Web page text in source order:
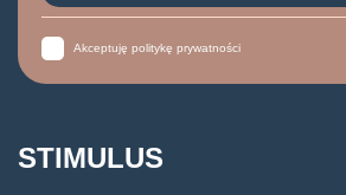
Akceptuję politykę prywatności
STIMULUS